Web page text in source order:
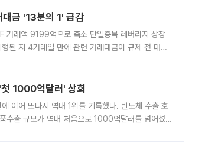
금 '13분의 1' 급감
거래액 9199억으로 축소 단일종목 레버리지 상장
된 지 4거래일 만에 관련 거래대금이 규제 전 대비
1000억달러' 상회
이어 또다시 역대 1위를 기록했다. 반도체 수출 호
수출 규모가 역대 처음으로 1000억달러를 넘어섰